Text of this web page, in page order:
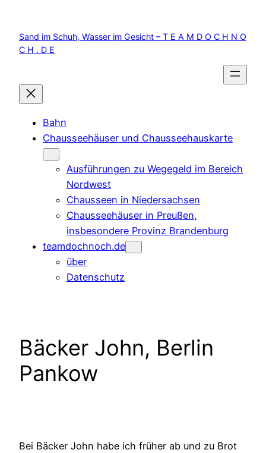
springen
Sand im Schuh, Wasser im Gesicht – T E A M D O C H N O
C H . D E
Bahn
Chausseehäuser und Chausseehauskarte
Ausführungen zu Wegegeld im Bereich
Nordwest
Chausseen in Niedersachsen
Chausseehäuser in Preußen,
insbesondere Provinz Brandenburg
teamdochnoch.de
über
Datenschutz
Bäcker John, Berlin
Pankow
Bei Bäcker John habe ich früher ab und zu Brot